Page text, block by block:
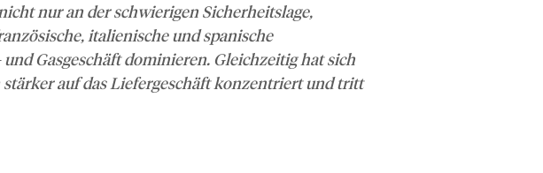
nur an der schwierigen Sicherheitslage,
italienische und spanische
Gasgeschäft dominieren. Gleichzeitig hat sich
auf das Liefergeschäft konzentriert und tritt